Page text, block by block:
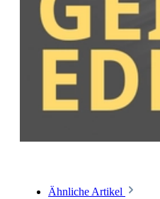
Ähnliche Artikel